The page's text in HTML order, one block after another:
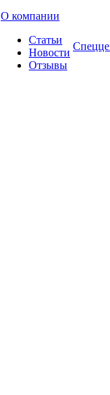
О компании
Статьи
Новости
Отзывы